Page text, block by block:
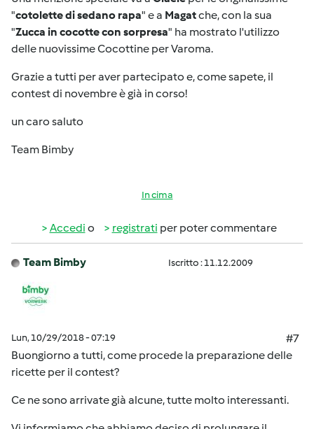
"cotolette di sedano rapa" e a Magatche, con la sua
"Zucca in cocotte con sorpresa" ha mostrato l'utilizzo
delle nuovissime Cocottine per Varoma.
Grazie a tutti per aver partecipato e, come sapete, il
contest di novembre è già in corso!
un caro saluto
Team Bimby
In cima
Accedi o registrati per poter commentare
Team Bimby Iscritto : 11.12.2009
Lun, 10/29/2018 - 07:19
#7
Buongiorno a tutti, come procede la preparazione delle
ricette per il contest?
Ce ne sono arrivate già alcune, tutte molto interessanti.